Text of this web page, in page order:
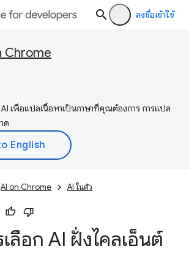
ลงชื่อเข้าใช้
Chrome
เพื่อแปลเนื้อหาเป็นภาษาที่คุณต้องการ การแปล
ด
AI on Chrome AI ในตัว
ลือก AI ฝั่งไคลเอ็นต์